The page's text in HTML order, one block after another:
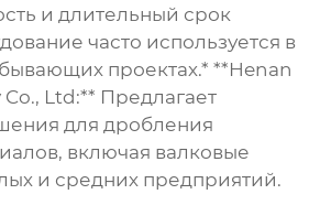
и длительный срок
часто используется в
проектах.* **Henan
Ltd:** Предлагает
для дробления
включая валковые
и средних предприятий.